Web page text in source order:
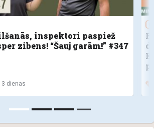
inspektori paspiež
zibens! “Šauj garām!” #347
3 dienas